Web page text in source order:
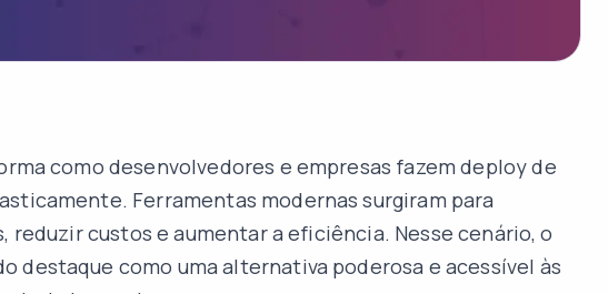
como desenvolvedores e empresas fazem deploy de
Ferramentas modernas surgiram para
reduzir custos e aumentar a eficiência. Nesse cenário, o
destaque como uma alternativa poderosa e acessível às